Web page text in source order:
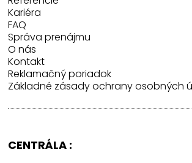
Kariéra
FAQ
Správa prenájmu
O nás
Kontakt
Reklamačný poriadok
Základné zásady ochrany osobných
CENTRÁLA :